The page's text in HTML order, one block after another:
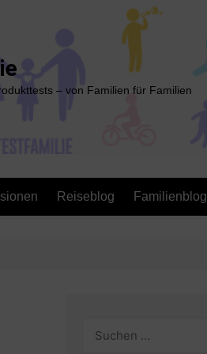
– von Familien für Familien
Reiseblog Familienblog